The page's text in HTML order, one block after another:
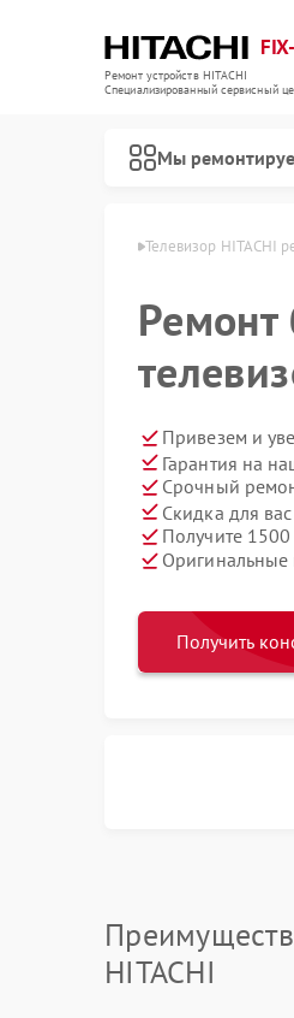
Ремонт устройств HITACHI
Специализированный cервисный
Мы
Телевизор HITACHI
Ремонт
Привезем и
Гарантия на
Срочный
Скидка для
Получите
Оригинальные
Получить
HITACHI